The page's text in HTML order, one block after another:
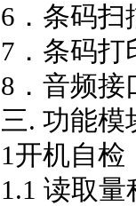
6．条码扫
7．条码打
8．音频接
三. 功能模
1开机自
1.1 读取